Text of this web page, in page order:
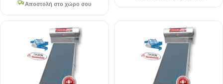
Αποστολή στο χώρο σου